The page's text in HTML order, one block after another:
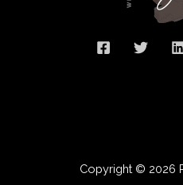
Copyright © 2026